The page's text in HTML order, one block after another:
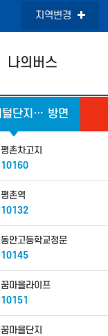
지역변경
나의버스
구로디지털단지역(중) 방면
평촌차고지
10160
평촌역
10132
동안고등학교정문
10145
꿈마을라이프
10151
꿈마을단지